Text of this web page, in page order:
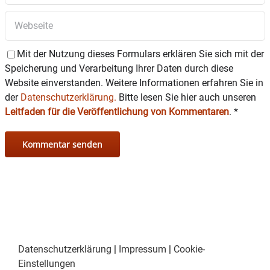
Mit der Nutzung dieses Formulars erklären Sie sich mit der
Speicherung und Verarbeitung Ihrer Daten durch diese
Website einverstanden. Weitere Informationen erfahren Sie in
der Datenschutzerklärung. Bitte lesen Sie hier auch unseren
Leitfaden für die Veröffentlichung von Kommentaren. *
Datenschutzerklärung | Impressum | Cookie-
Einstellungen